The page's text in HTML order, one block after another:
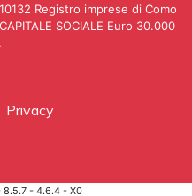
Registro imprese di Como
SOCIALE Euro 30.000
Privacy
- 4.6.4 - X0